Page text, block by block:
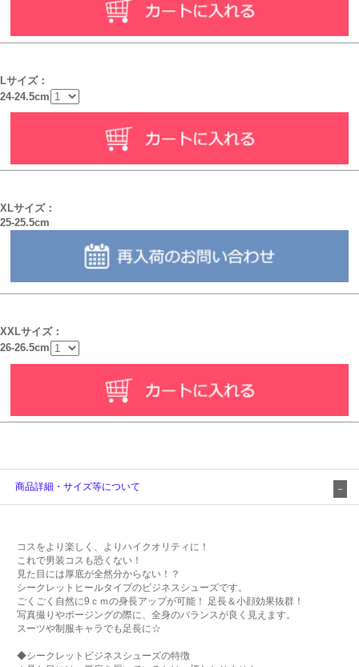
Lサイズ：
24-24.5cm
XLサイズ：
25-25.5cm
XXLサイズ：
26-26.5cm
商品詳細・サイズ等について
コスをより楽しく、よりハイクオリティに！
これで男装コスも恐くない！
見た目には厚底が全然分からない！？
シークレットヒールタイプのビジネスシューズです。
ごくごく自然に9ｃｍの身長アップが可能！ 足長＆小顔効果抜群！
写真撮りやポージングの際に、全身のバランスが良く見えます。
スーツや制服キャラでも足長に☆
◆シークレットビジネスシューズの特徴